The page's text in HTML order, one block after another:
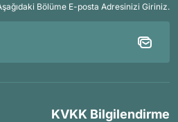
Bölüme E-posta Adresinizi Giriniz.
KVKK Bilgilendirme